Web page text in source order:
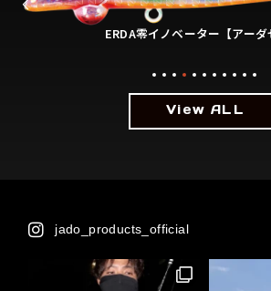
ERDADARURU【アーダガ
View ALL
jado_products_official